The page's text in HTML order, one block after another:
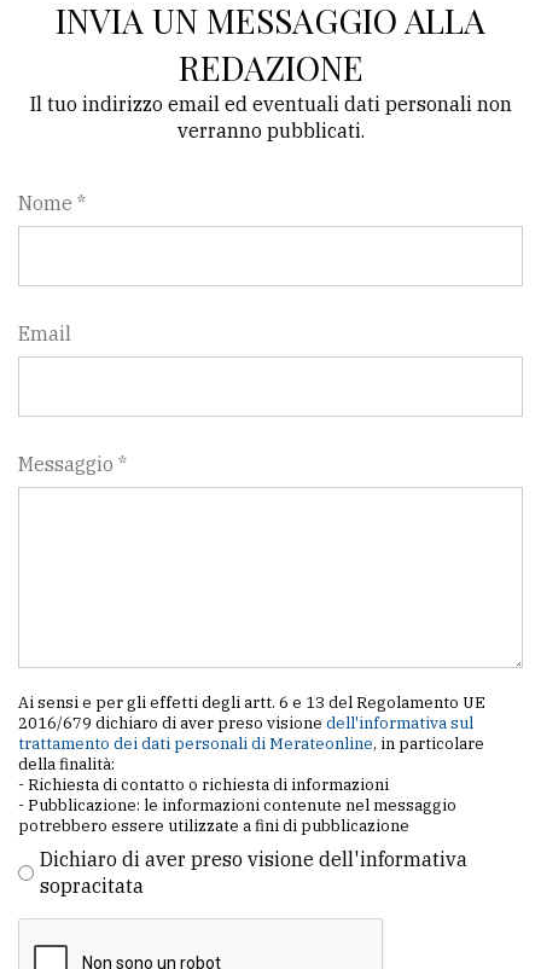
INVIA UN MESSAGGIO ALLA
REDAZIONE
Il tuo indirizzo email ed eventuali dati personali non
verranno pubblicati.
Nome *
Email
Messaggio *
Ai sensi e per gli effetti degli artt. 6 e 13 del Regolamento UE
2016/679 dichiaro di aver preso visione dell'informativa sul
trattamento dei dati personali di Merateonline, in particolare
della finalità:
- Richiesta di contatto o richiesta di informazioni
- Pubblicazione: le informazioni contenute nel messaggio
potrebbero essere utilizzate a fini di pubblicazione
Dichiaro di aver preso visione dell'informativa
sopracitata